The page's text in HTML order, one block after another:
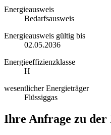
Energieausweis
Bedarfsausweis
Energieausweis gültig bis
02.05.2036
Energieeffizienzklasse
H
wesentlicher Energieträger
Flüssiggas
Ihre Anfrage zu der